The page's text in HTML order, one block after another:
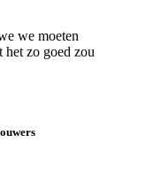
we moeten
het zo goed zou